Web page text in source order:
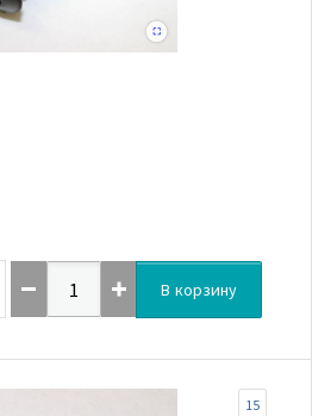
В корзину
15